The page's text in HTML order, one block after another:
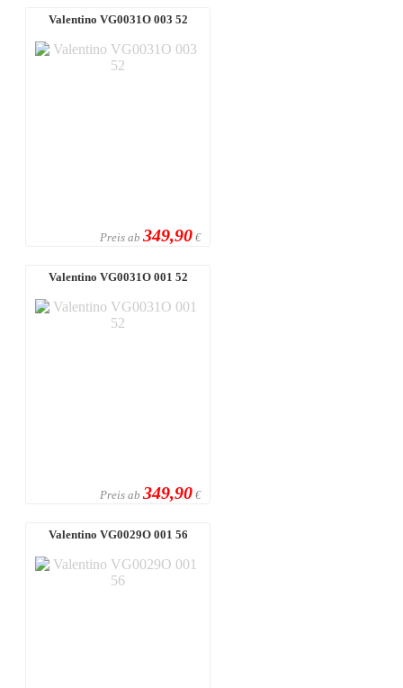
Valentino VG0031O 003 52
Preis ab 349,90 €
Valentino VG0031O 001 52
Preis ab 349,90 €
Valentino VG0029O 001 56